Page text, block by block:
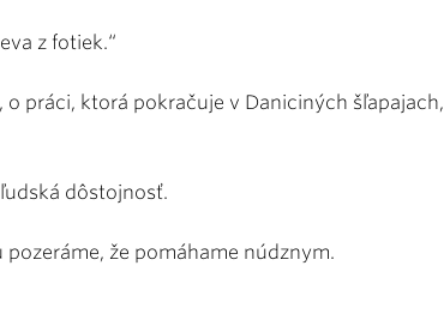
z fotiek.“
o práci, ktorá pokračuje v Daniciných šľapajach,
dôstojnosť.
že pomáhame núdznym.